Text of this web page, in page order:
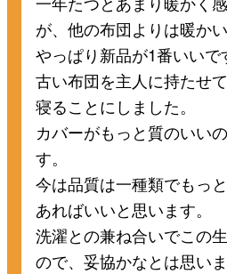
が、他の布団よりは暖か
やっぱり新品が1番いいで
古い布団を主人に持たせ
寝ることにしました。
カバーがもっと質のいい
す。
今は品質は一種類でもっ
あればいいと思います。
洗濯との兼ね合いでこの
ので、妥協かなとは思いま